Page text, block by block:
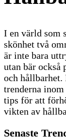
I en värld som
skönhet två
är inte bara
utan bär också
och hållbarhet.
trenderna
tips för att
vikten av
Senaste